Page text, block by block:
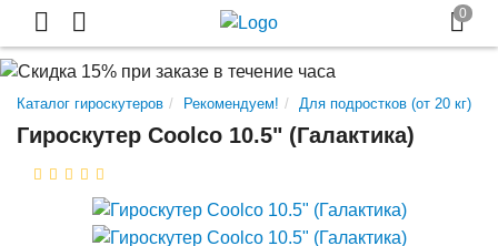
Каталог гироскутеров Рекомендуем! Для подростков (от 20 кг)
Гироскутер Сoolco 10.5" (Галактика)